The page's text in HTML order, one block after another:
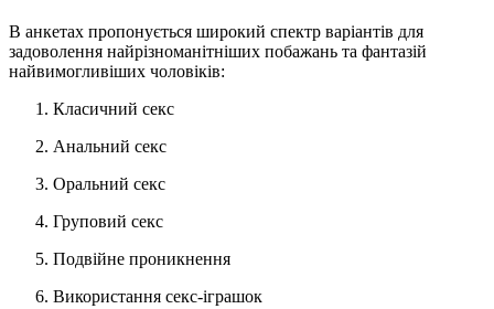
В анкетах пропонується широкий спектр варіантів для
задоволення найрізноманітніших побажань та фантазій
найвимогливіших чоловіків:
Класичний секс
Анальний секс
Оральний секс
Груповий секс
Подвійне проникнення
Використання секс-іграшок